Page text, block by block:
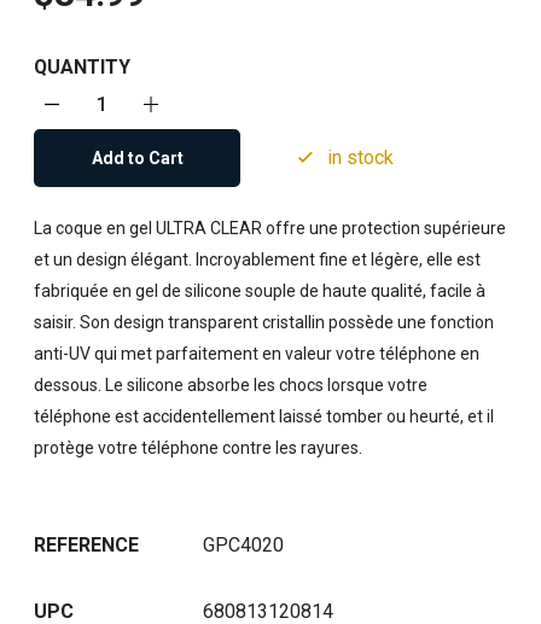
QUANTITY
Add to Cart in stock
La coque en gel ULTRA CLEAR offre une protection supérieure
et un design élégant. Incroyablement fine et légère, elle est
fabriquée en gel de silicone souple de haute qualité, facile à
saisir. Son design transparent cristallin possède une fonction
anti-UV qui met parfaitement en valeur votre téléphone en
dessous. Le silicone absorbe les chocs lorsque votre
téléphone est accidentellement laissé tomber ou heurté, et il
protège votre téléphone contre les rayures.
REFERENCE GPC4020
UPC 680813120814